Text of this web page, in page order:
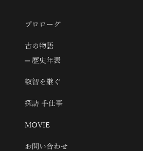
プロローグ
古の物語
歴史年表
叡智を継ぐ
探訪 手仕事
MOVIE
お問い合わせ